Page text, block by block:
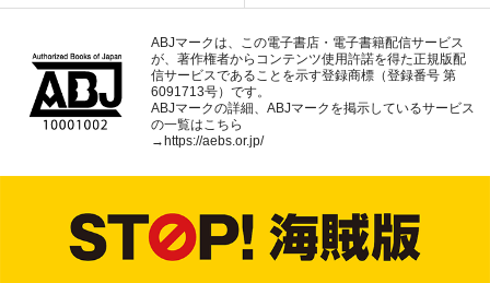
ABJマークは、この電子書店・電子書籍配信サービス
が、著作権者からコンテンツ使用許諾を得た正規版配
信サービスであることを示す登録商標（登録番号 第
6091713号）です。
ABJマークの詳細、ABJマークを掲示しているサービス
の一覧はこちら
→https://aebs.or.jp/